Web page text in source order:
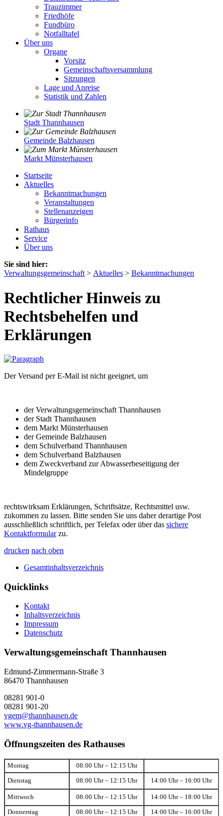
Trauzimmer
Friedhöfe
Fundbüro
Notfalltafel
Über uns
Organe
Vorsitz
Gemeinschaftsversammlung
Sitzungen
Lage und Anreise
Statistik und Zahlen
Stadt Thannhausen
Gemeinde Balzhausen
Markt Münsterhausen
Startseite
Aktuelles
Bekanntmachungen
Veranstaltungen
Stellenanzeigen
Bürgerinfo
Rathaus
Service
Über uns
Sie sind hier:
Verwaltungsgemeinschaft > Aktuelles > Bekanntmachungen
Rechtlicher Hinweis zu
Rechtsbehelfen und
Erklärungen
Der Versand per E-Mail ist nicht geeignet, um
der Verwaltungsgemeinschaft Thannhausen
der Stadt Thannhausen
dem Markt Münsterhausen
der Gemeinde Balzhausen
dem Schulverband Thannhausen
dem Schulverband Balzhausen
dem Zweckverband zur Abwasserbeseitigung der
Mindelgruppe
rechtswirksam Erklärungen, Schriftsätze, Rechtsmittel usw.
zukommen zu lassen. Bitte senden Sie uns daher derartige Post
ausschließlich schriftlich, per Telefax oder über das sichere
Kontaktformularzu.
drucken nach oben
Gesamtinhaltsverzeichnis
Quicklinks
Kontakt
Inhaltsverzeichnis
Impressum
Datenschutz
Verwaltungsgemeinschaft Thannhausen
Edmund-Zimmermann-Straße 3
86470 Thannhausen
08281 901-0
08281 901-20
vgem@thannhausen.de
www.vg-thannhausen.de
Öffnungszeiten des Rathauses
Montag 08:00 Uhr – 12:15 Uhr
Dienstag 08:00 Uhr – 12:15 Uhr 14:00 Uhr – 16:00 Uhr
Mittwoch 08:00 Uhr – 12:15 Uhr 14:00 Uhr – 18:00 Uhr
Donnerstag 08:00 Uhr – 12:15 Uhr 14:00 Uhr – 16:00 Uhr